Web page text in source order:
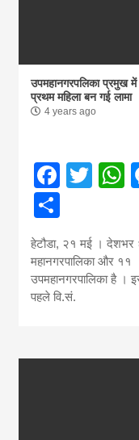
उपमहानगरपलिका प्रमुख में
प्रथम महिला बन गई लामा
4 years ago
हेटौडा, २१ मई । देशभर
महानगरपालिका और ११
उपमहानगरपालिका है ।
पहले वि.सं.